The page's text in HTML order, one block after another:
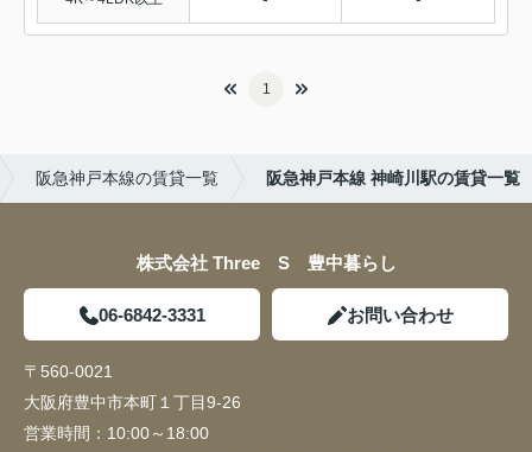
1
阪急神戸本線の賃貸一覧 阪急神戸本線 神崎川駅の賃貸一覧
株式会社 Three S 豊中暮らし
06-6842-3331 お問い合わせ
〒560-0021
大阪府豊中市本町１丁目9-26
営業時間： 10:00～18:00